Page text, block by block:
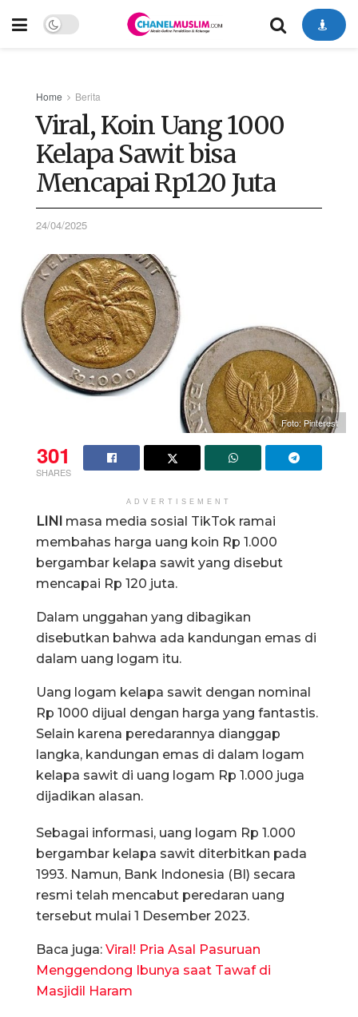
Home Berita
Viral, Koin Uang 1000
Kelapa Sawit bisa
Mencapai Rp120 Juta
24/04/2025
Foto: Pinterest
301
SHARES
ADVERTISEMENT
LINI masa media sosial TikTok ramai
membahas harga uang koin Rp 1.000
bergambar kelapa sawit yang disebut
mencapai Rp 120 juta.
Dalam unggahan yang dibagikan
disebutkan bahwa ada kandungan emas di
dalam uang logam itu.
Uang logam kelapa sawit dengan nominal
Rp 1000 dijual dengan harga yang fantastis.
Selain karena peredarannya dianggap
langka, kandungan emas di dalam logam
kelapa sawit di uang logam Rp 1.000 juga
dijadikan alasan.
Sebagai informasi, uang logam Rp 1.000
bergambar kelapa sawit diterbitkan pada
1993. Namun, Bank Indonesia (BI) secara
resmi telah mencabut peredaran uang
tersebut mulai 1 Desember 2023.
Baca juga: Viral! Pria Asal Pasuruan
Menggendong Ibunya saat Tawaf di
Masjidil Haram